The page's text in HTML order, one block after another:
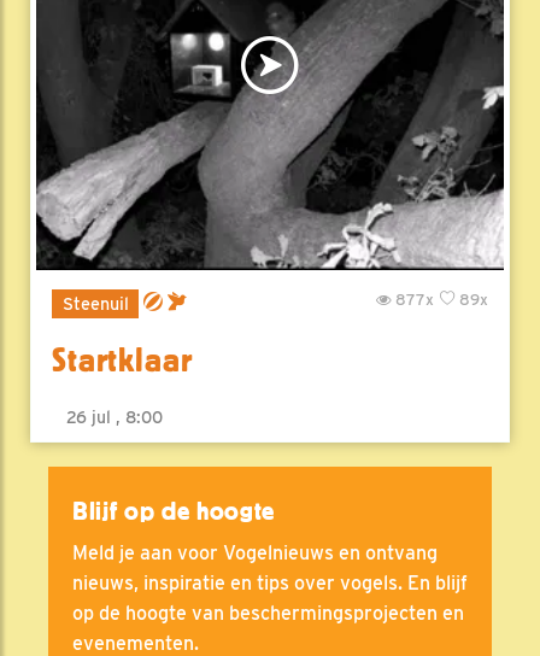
Steenuil 89x
877x
Startklaar
26 jul , 8:00
Blijf op de hoogte
Meld je aan voor Vogelnieuws en ontvang
nieuws, inspiratie en tips over vogels. En blijf
op de hoogte van beschermingsprojecten en
evenementen.